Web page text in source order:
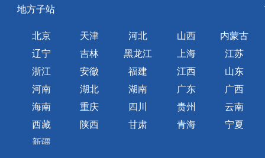
地方子站
北京 天津 河北 山西
内蒙古
辽宁
吉林 黑龙江 上海
江苏
浙江
安徽 福建 江西
山东
河南
湖北 湖南 广东
广西
海南
重庆 四川 贵州
云南
西藏
陕西 甘肃 青海
宁夏
新疆